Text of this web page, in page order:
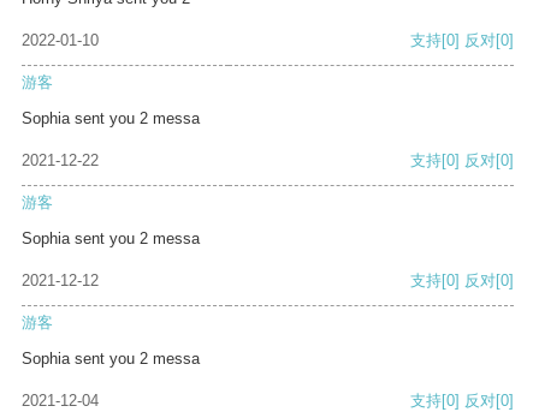
2022-01-10 支持[0] 反对[0]
游客
Sophia sent you 2 messa
2021-12-22 支持[0] 反对[0]
游客
Sophia sent you 2 messa
2021-12-12 支持[0] 反对[0]
游客
Sophia sent you 2 messa
2021-12-04 支持[0] 反对[0]